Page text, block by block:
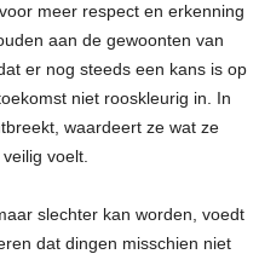
meer respect en erkenning
aan de gewoonten van
er nog steeds een kans is op
niet rooskleurig in. In
waardeert ze wat ze
voelt.
slechter kan worden, voedt
dat dingen misschien niet